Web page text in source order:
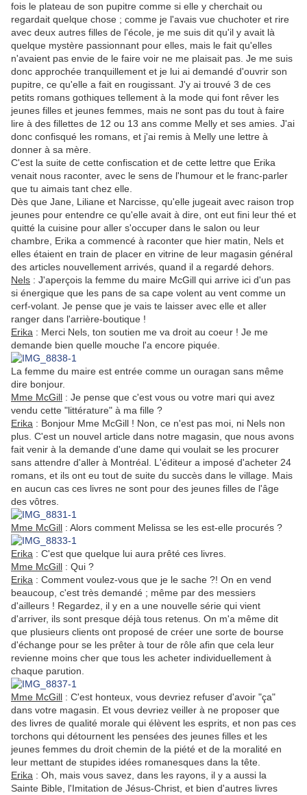
fois le plateau de son pupitre comme si elle y cherchait ou
regardait quelque chose ; comme je l'avais vue chuchoter et rire
avec deux autres filles de l'école, je me suis dit qu'il y avait là
quelque mystère passionnant pour elles, mais le fait qu'elles
n'avaient pas envie de le faire voir ne me plaisait pas. Je me suis
donc approchée tranquillement et je lui ai demandé d'ouvrir son
pupitre, ce qu'elle a fait en rougissant. J'y ai trouvé 3 de ces
petits romans gothiques tellement à la mode qui font rêver les
jeunes filles et jeunes femmes, mais ne sont pas du tout à faire
lire à des fillettes de 12 ou 13 ans comme Melly et ses amies. J'ai
donc confisqué les romans, et j'ai remis à Melly une lettre à
donner à sa mère.
C'est la suite de cette confiscation et de cette lettre que Erika
venait nous raconter, avec le sens de l'humour et le franc-parler
que tu aimais tant chez elle.
Dès que Jane, Liliane et Narcisse, qu'elle jugeait avec raison trop
jeunes pour entendre ce qu'elle avait à dire, ont eut fini leur thé et
quitté la cuisine pour aller s'occuper dans le salon ou leur
chambre, Erika a commencé à raconter que hier matin, Nels et
elles étaient en train de placer en vitrine de leur magasin général
des articles nouvellement arrivés, quand il a regardé dehors.
Nels : J'aperçois la femme du maire McGill qui arrive ici d'un pas
si énergique que les pans de sa cape volent au vent comme un
cerf-volant. Je pense que je vais te laisser avec elle et aller
ranger dans l'arrière-boutique !
Erika : Merci Nels, ton soutien me va droit au coeur ! Je me
demande bien quelle mouche l'a encore piquée.
La femme du maire est entrée comme un ouragan sans même
dire bonjour.
Mme McGill : Je pense que c'est vous ou votre mari qui avez
vendu cette "littérature" à ma fille ?
Erika : Bonjour Mme McGill ! Non, ce n'est pas moi, ni Nels non
plus. C'est un nouvel article dans notre magasin, que nous avons
fait venir à la demande d'une dame qui voulait se les procurer
sans attendre d'aller à Montréal. L'éditeur a imposé d'acheter 24
romans, et ils ont eu tout de suite du succès dans le village. Mais
en aucun cas ces livres ne sont pour des jeunes filles de l'âge
des vôtres.
Mme McGill : Alors comment Melissa se les est-elle procurés ?
Erika : C'est que quelque lui aura prêté ces livres.
Mme McGill : Qui ?
Erika : Comment voulez-vous que je le sache ?! On en vend
beaucoup, c'est très demandé ; même par des messiers
d'ailleurs ! Regardez, il y en a une nouvelle série qui vient
d'arriver, ils sont presque déjà tous retenus. On m'a même dit
que plusieurs clients ont proposé de créer une sorte de bourse
d'échange pour se les prêter à tour de rôle afin que cela leur
revienne moins cher que tous les acheter individuellement à
chaque parution.
Mme McGill : C'est honteux, vous devriez refuser d'avoir "ça"
dans votre magasin. Et vous devriez veiller à ne proposer que
des livres de qualité morale qui élèvent les esprits, et non pas ces
torchons qui détournent les pensées des jeunes filles et les
jeunes femmes du droit chemin de la piété et de la moralité en
leur mettant de stupides idées romanesques dans la tête.
Erika : Oh, mais vous savez, dans les rayons, il y a aussi la
Sainte Bible, l'Imitation de Jésus-Christ, et bien d'autres livres